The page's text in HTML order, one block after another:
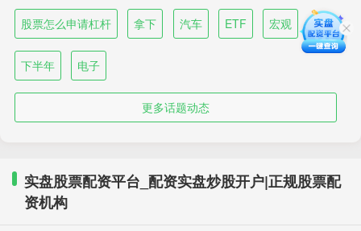
股票怎么申请杠杆 拿下 汽车 ETF 宏观
下半年 电子
更多话题动态
实盘股票配资平台_配资实盘炒股开户|正规股票配
资机构